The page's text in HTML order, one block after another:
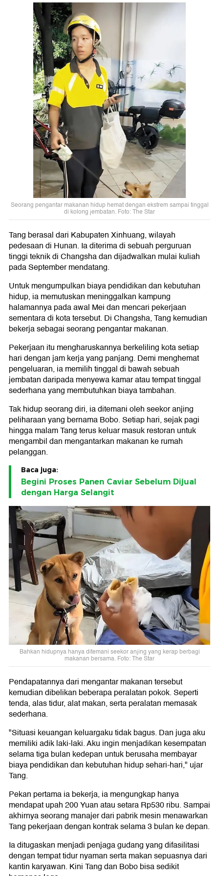
Seorang pengantar makanan hidup hemat dengan ekstrem sampai tinggal
di kolong jembatan. Foto: The Star
Tang berasal dari Kabupaten Xinhuang, wilayah
pedesaan di Hunan. Ia diterima di sebuah perguruan
tinggi teknik di Changsha dan dijadwalkan mulai kuliah
pada September mendatang.
Untuk mengumpulkan biaya pendidikan dan kebutuhan
hidup, ia memutuskan meninggalkan kampung
halamannya pada awal Mei dan mencari pekerjaan
sementara di kota tersebut. Di Changsha, Tang kemudian
bekerja sebagai seorang pengantar makanan.
Pekerjaan itu mengharuskannya berkeliling kota setiap
hari dengan jam kerja yang panjang. Demi menghemat
pengeluaran, ia memilih tinggal di bawah sebuah
jembatan daripada menyewa kamar atau tempat tinggal
sederhana yang membutuhkan biaya tambahan.
Tak hidup seorang diri, ia ditemani oleh seekor anjing
peliharaan yang bernama Bobo. Setiap hari, sejak pagi
hingga malam Tang terus keluar masuk restoran untuk
mengambil dan mengantarkan makanan ke rumah
pelanggan.
Baca juga:
Begini Proses Panen Caviar Sebelum Dijual
dengan Harga Selangit
Bahkan hidupnya hanya ditemani seekor anjing yang kerap berbagi
makanan bersama. Foto: The Star
Pendapatannya dari mengantar makanan tersebut
kemudian dibelikan beberapa peralatan pokok. Seperti
tenda, alas tidur, alat makan, serta peralatan memasak
sederhana.
"Situasi keuangan keluargaku tidak bagus. Dan juga aku
memiliki adik laki-laki. Aku ingin menjadikan kesempatan
selama tiga bulan kedepan untuk berusaha membayar
biaya pendidikan dan kebutuhan hidup sehari-hari," ujar
Tang.
Pekan pertama ia bekerja, ia mengungkap hanya
mendapat upah 200 Yuan atau setara Rp530 ribu. Sampai
akhirnya seorang manajer dari pabrik mesin menawarkan
Tang pekerjaan dengan kontrak selama 3 bulan ke depan.
Ia ditugaskan menjadi penjaga gudang yang difasilitasi
dengan tempat tidur nyaman serta makan sepuasnya dari
kantin karyawan. Kini Tang dan Bobo bisa sedikit